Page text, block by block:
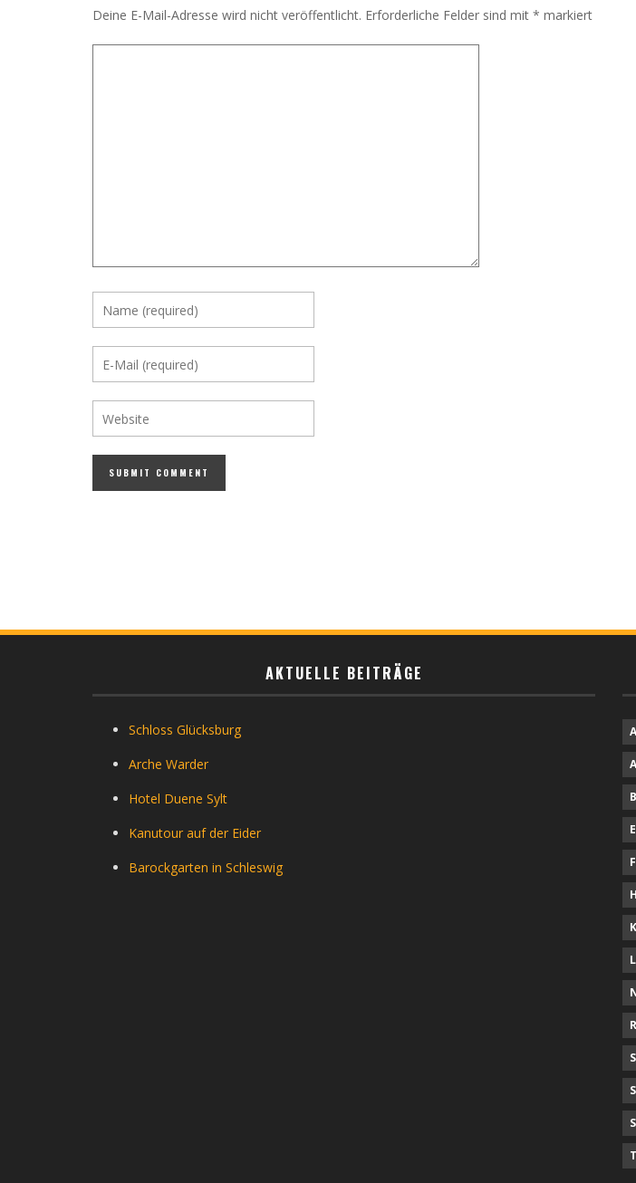
Deine E-Mail-Adresse wird nicht veröffentlicht. Erforderliche Felder sind mit * markiert
AKTUELLE BEITRÄGE
Schloss Glücksburg
Arche Warder
Hotel Duene Sylt
Kanutour auf der Eider
Barockgarten in Schleswig